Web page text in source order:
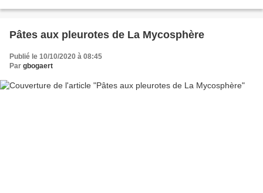
Pâtes aux pleurotes de La Mycosphère
Publié le 10/10/2020 à 08:45
Par gbogaert